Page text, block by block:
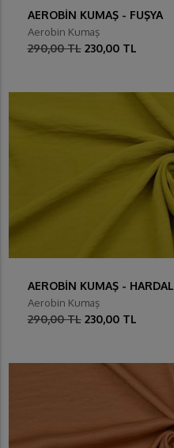
AEROBİN KUMAŞ - FUŞYA
Aerobin Kumaş
290,00 TL 230,00 TL
AEROBİN KUMAŞ - HARDAL
Aerobin Kumaş
290,00 TL 230,00 TL